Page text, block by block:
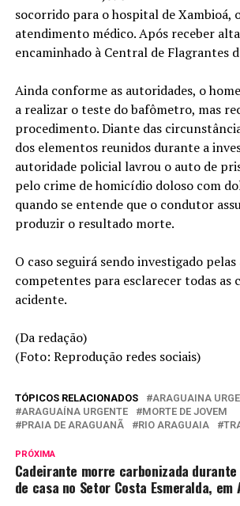
socorrido para o hospital de Xambioá,
atendimento médico. Após receber
encaminhado à Central de Flagrantes
Ainda conforme as autoridades, o
a realizar o teste do bafômetro, mas
procedimento. Diante das
dos elementos reunidos durante a
autoridade policial lavrou o auto de
pelo crime de homicídio doloso com
quando se entende que o condutor
produzir o resultado morte.
O caso seguirá sendo investigado
competentes para esclarecer todas as
acidente.
(Da redação)
(Foto: Reprodução redes sociais)
TÓPICOS RELACIONADOS
ARAGUAINA
ARAGUAÍNA URGENTE
MORTE DE JOVEM
PRAIA DE ARAGUANÃ
RIO ARAGUAIA
PRÓXIMA
Cadeirante morre carbonizada
de casa no Setor Costa Esmeralda, em